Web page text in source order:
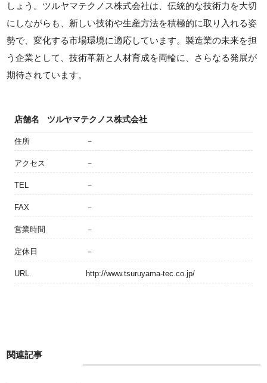
しょう。ツルヤマテクノス株式会社は、伝統的な技術力を大切
にしながらも、新しい技術や生産方法を積極的に取り入れる姿
勢で、変化する市場環境に適応しています。製造業の未来を担
う企業として、技術革新と人材育成を両輪に、さらなる発展が
期待されています。
店舗名 ツルヤマテクノス株式会社
住所 －
アクセス －
TEL －
FAX －
営業時間 －
定休日 －
URL http://www.tsuruyama-tec.co.jp/
関連記事